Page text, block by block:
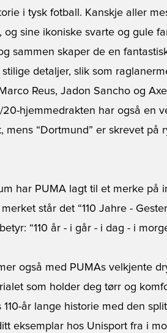
i tysk fotball. Kanskje aller
og sine ikoniske svarte og gule
sammen skaper de en
detaljer, slik som
Reus, Jadon Sancho og
hjemmedrakten har også en
mens “Dortmund” er skrevet på
har PUMA lagt til et merke på
står det “110 Jahre -
“110 år - i går - i dag - i
også med PUMAs velkjente
som holder deg tørr og
år lange historie med den
eksemplar hos Unisport fra i